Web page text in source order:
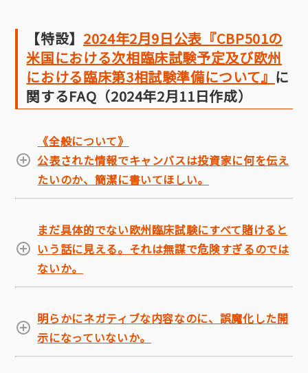
【特設】 2024年2月9日公表『CBP501の
米国における次相臨床試験予定及び欧州
における臨床第3相試験準備について』 に
関するFAQ（2024年2月11日作成）
《全般について》
公表された情報でキャンバスは投資家に何を伝え
たいのか、簡潔に書いてほしい。
まだ具体的でない欧州臨床試験にすべて賭けると
いう話に見える。それは無謀で危険すぎるのでは
ないか。
明らかにネガティブな内容なのに、誤魔化した開
示になっていないか。